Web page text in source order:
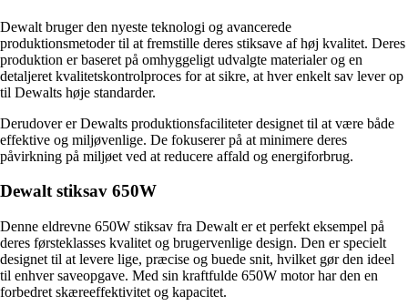
Dewalt bruger den nyeste teknologi og avancerede
produktionsmetoder til at fremstille deres stiksave af høj kvalitet. Deres
produktion er baseret på omhyggeligt udvalgte materialer og en
detaljeret kvalitetskontrolproces for at sikre, at hver enkelt sav lever op
til Dewalts høje standarder.
Derudover er Dewalts produktionsfaciliteter designet til at være både
effektive og miljøvenlige. De fokuserer på at minimere deres
påvirkning på miljøet ved at reducere affald og energiforbrug.
Dewalt stiksav 650W
Denne eldrevne 650W stiksav fra Dewalt er et perfekt eksempel på
deres førsteklasses kvalitet og brugervenlige design. Den er specielt
designet til at levere lige, præcise og buede snit, hvilket gør den ideel
til enhver saveopgave. Med sin kraftfulde 650W motor har den en
forbedret skæreeffektivitet og kapacitet.